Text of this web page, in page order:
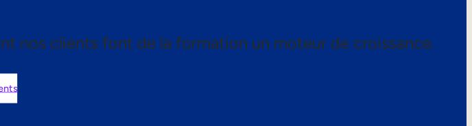
nos clients font de la formation un moteur de croissance.